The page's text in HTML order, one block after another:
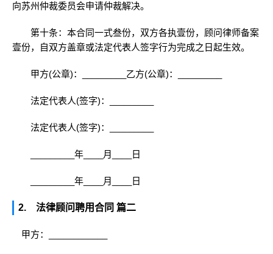
向苏州仲裁委员会申请仲裁解决。
第十条：本合同一式叁份，双方各执壹份，顾问律师备案
壹份，自双方盖章或法定代表人签字行为完成之日起生效。
甲方(公章)：_________乙方(公章)：_________
法定代表人(签字)：_________
法定代表人(签字)：_________
_________年____月____日
_________年____月____日
2. 法律顾问聘用合同 篇二
甲方：____________